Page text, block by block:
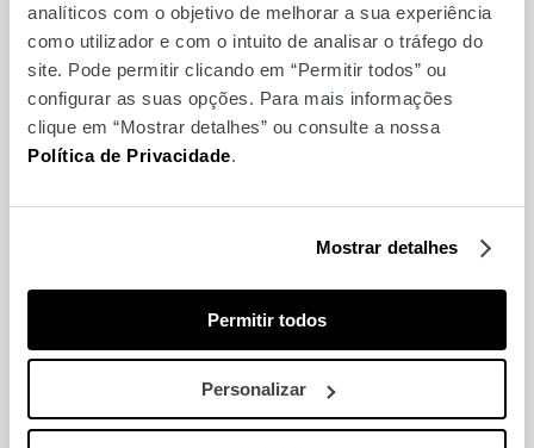
analíticos com o objetivo de melhorar a sua experiência
como utilizador e com o intuito de analisar o tráfego do
site. Pode permitir clicando em “Permitir todos” ou
configurar as suas opções. Para mais informações
clique em “Mostrar detalhes” ou consulte a nossa
Política de Privacidade.
Mostrar detalhes
Permitir todos
Personalizar
Viva o eclipse no Amoreiras
360º Panoramic View